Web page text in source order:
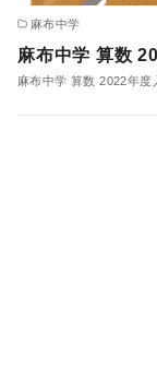
麻布中学
麻布中学 算数
麻布中学 算数 2022年度